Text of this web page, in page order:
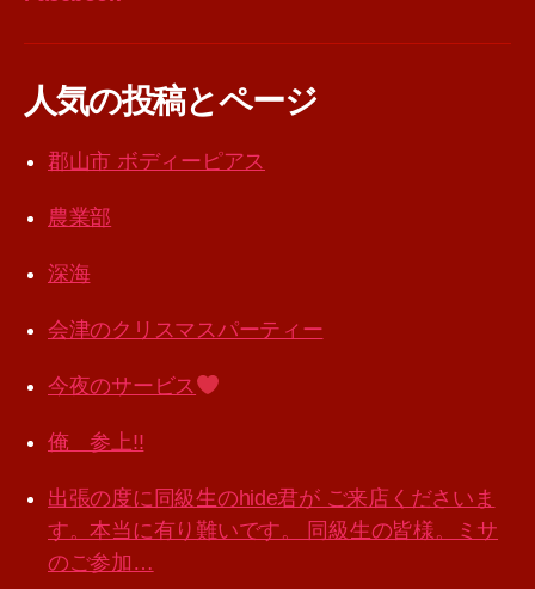
人気の投稿とページ
郡山市 ボディーピアス
農業部
深海
会津のクリスマスパーティー
今夜のサービス
俺 参上!!
出張の度に同級生のhide君が ご来店くださいま
す。本当に有り難いです。 同級生の皆様。ミサ
のご参加…